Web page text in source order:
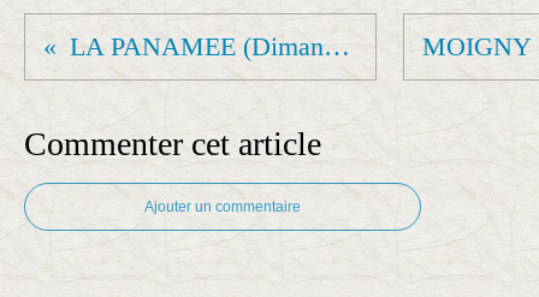
LA PANAMEE (Dimanche.journée)
Commenter cet article
Ajouter un commentaire